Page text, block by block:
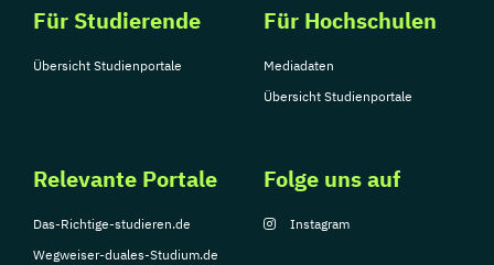
Für Studierende
Übersicht Studienportale
Für Hochschulen
Mediadaten
Übersicht Studienportale
Relevante Portale
Das-Richtige-studieren.de
Wegweiser-duales-Studium.de
Folge uns auf
Instagram